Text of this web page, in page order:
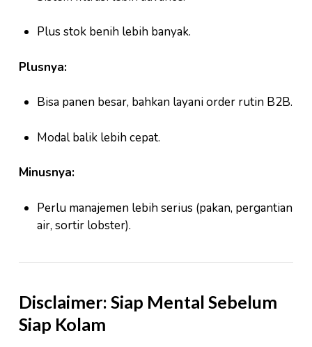
Plus stok benih lebih banyak.
Plusnya:
Bisa panen besar, bahkan layani order rutin B2B.
Modal balik lebih cepat.
Minusnya:
Perlu manajemen lebih serius (pakan, pergantian
air, sortir lobster).
Disclaimer: Siap Mental Sebelum
Siap Kolam